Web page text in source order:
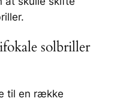
solbriller
til en række